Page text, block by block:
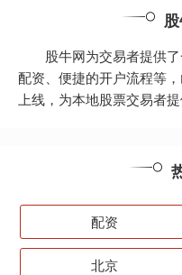
股牛网为交易者提供
配资、便捷的开户流程等
上线，为本地股票交易者
配资
北京